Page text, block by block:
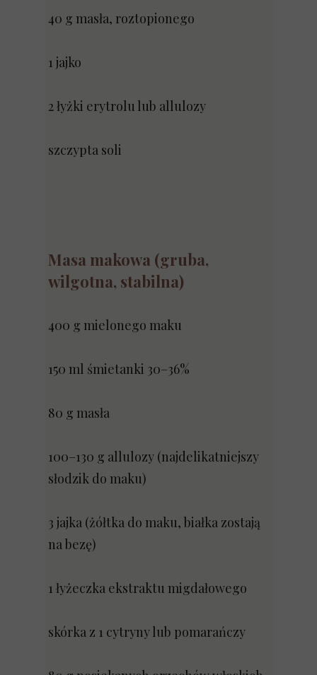
40 g masła, roztopionego
1 jajko
2 łyżki erytrolu lub allulozy
szczypta soli
Masa makowa (gruba,
wilgotna, stabilna)
400 g mielonego maku
150 ml śmietanki 30–36%
80 g masła
100–130 g allulozy (najdelikatniejszy
słodzik do maku)
3 jajka (żółtka do maku, białka zostają
na bezę)
1 łyżeczka ekstraktu migdałowego
skórka z 1 cytryny lub pomarańczy